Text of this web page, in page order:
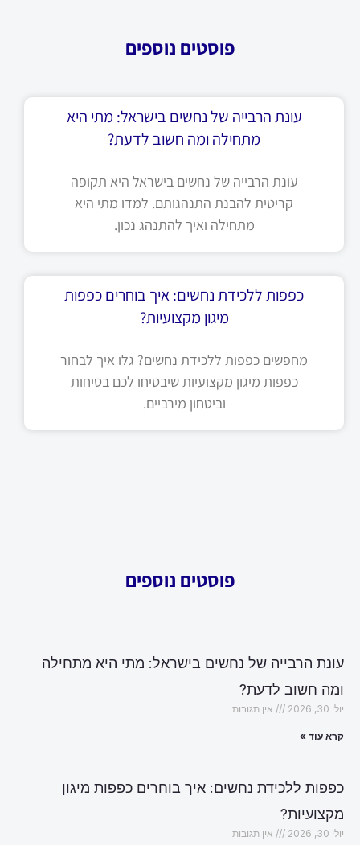
פוסטים נוספים
עונת הרבייה של נחשים בישראל: מתי היא
מתחילה ומה חשוב לדעת?
עונת הרבייה של נחשים בישראל היא תקופה
קריטית להבנת התנהגותם. למדו מתי היא
מתחילה ואיך להתנהג נכון.
כפפות ללכידת נחשים: איך בוחרים כפפות
מיגון מקצועיות?
מחפשים כפפות ללכידת נחשים? גלו איך לבחור
כפפות מיגון מקצועיות שיבטיחו לכם בטיחות
וביטחון מירביים.
פוסטים נוספים
עונת הרבייה של נחשים בישראל: מתי היא מתחילה
ומה חשוב לדעת?
יולי 30, 2026 אין תגובות
קרא עוד »
כפפות ללכידת נחשים: איך בוחרים כפפות מיגון
מקצועיות?
יולי 30, 2026 אין תגובות